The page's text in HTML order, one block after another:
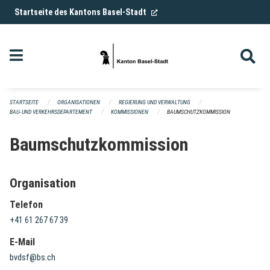
Navigation überspringen
Startseite des Kantons Basel-Stadt (External Link)
STARTSEITE ORGANISATIONEN
REGIERUNG UND VERWALTUNG
BAU- UND VERKEHRSDEPARTEMENT
KOMMISSIONEN BAUMSCHUTZKOMMISSION
Baumschutzkommission
Organisation
Telefon
+41 61 267 67 39
E-Mail
bvdsf@bs.ch